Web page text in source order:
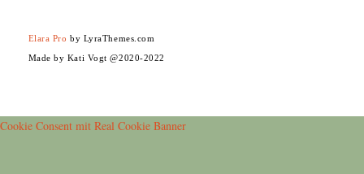
Elara Pro by LyraThemes.com
Made by Kati Vogt @2020-2022
Cookie Consent mit Real Cookie Banner